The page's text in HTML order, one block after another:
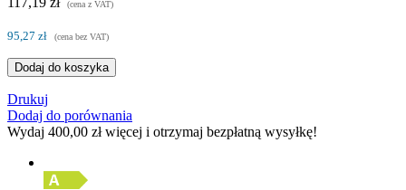
(cena z VAT)
95,27 zł (cena bez VAT)
Dodaj do koszyka
Drukuj
Dodaj do porównania
Wydaj 400,00 złwięcej i otrzymaj bezpłatną wysyłkę!